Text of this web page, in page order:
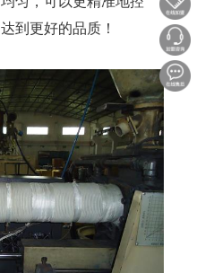
到更好的品质！